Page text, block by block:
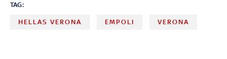
TAG:
HELLAS VERONA EMPOLI VERONA